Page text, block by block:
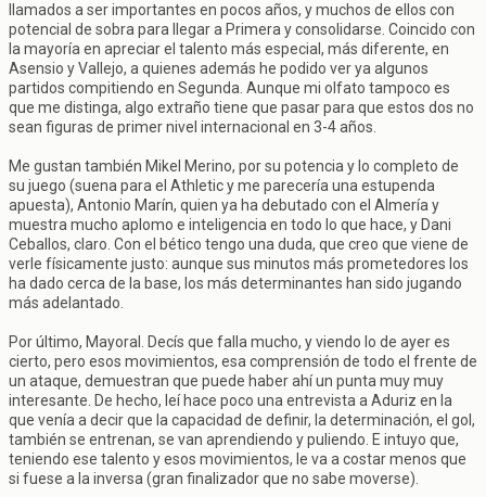
llamados a ser importantes en pocos años, y muchos de ellos con
potencial de sobra para llegar a Primera y consolidarse. Coincido con
la mayoría en apreciar el talento más especial, más diferente, en
Asensio y Vallejo, a quienes además he podido ver ya algunos
partidos compitiendo en Segunda. Aunque mi olfato tampoco es
que me distinga, algo extraño tiene que pasar para que estos dos no
sean figuras de primer nivel internacional en 3-4 años.
Me gustan también Mikel Merino, por su potencia y lo completo de
su juego (suena para el Athletic y me parecería una estupenda
apuesta), Antonio Marín, quien ya ha debutado con el Almería y
muestra mucho aplomo e inteligencia en todo lo que hace, y Dani
Ceballos, claro. Con el bético tengo una duda, que creo que viene de
verle físicamente justo: aunque sus minutos más prometedores los
ha dado cerca de la base, los más determinantes han sido jugando
más adelantado.
Por último, Mayoral. Decís que falla mucho, y viendo lo de ayer es
cierto, pero esos movimientos, esa comprensión de todo el frente de
un ataque, demuestran que puede haber ahí un punta muy muy
interesante. De hecho, leí hace poco una entrevista a Aduriz en la
que venía a decir que la capacidad de definir, la determinación, el gol,
también se entrenan, se van aprendiendo y puliendo. E intuyo que,
teniendo ese talento y esos movimientos, le va a costar menos que
si fuese a la inversa (gran finalizador que no sabe moverse).